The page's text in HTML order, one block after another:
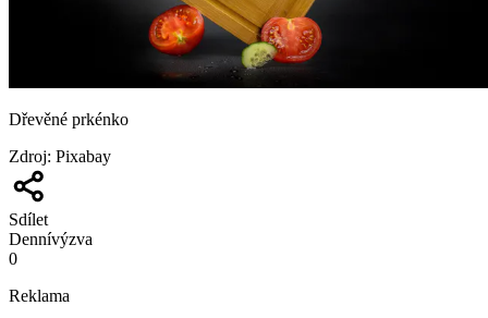
Dřevěné prkénko
Zdroj: Pixabay
Sdílet
Dennívýzva
0
Reklama